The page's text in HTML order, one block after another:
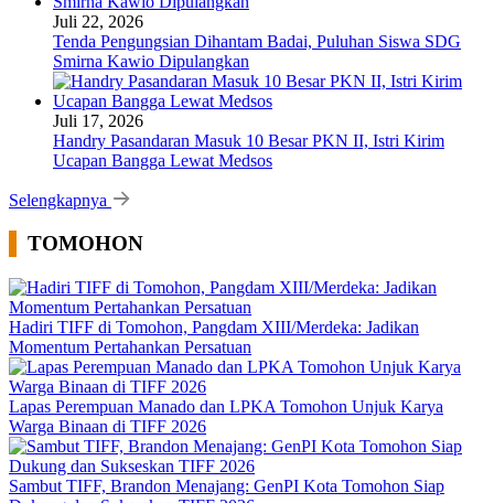
Juli 22, 2026
Tenda Pengungsian Dihantam Badai, Puluhan Siswa SDG
Smirna Kawio Dipulangkan
Juli 17, 2026
Handry Pasandaran Masuk 10 Besar PKN II, Istri Kirim
Ucapan Bangga Lewat Medsos
Selengkapnya
TOMOHON
Hadiri TIFF di Tomohon, Pangdam XIII/Merdeka: Jadikan
Momentum Pertahankan Persatuan
Lapas Perempuan Manado dan LPKA Tomohon Unjuk Karya
Warga Binaan di TIFF 2026
Sambut TIFF, Brandon Menajang: ​GenPI Kota Tomohon Siap